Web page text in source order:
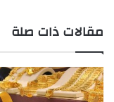
مقالات ذات صلة